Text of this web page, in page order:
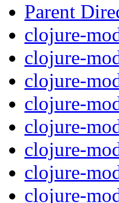
Parent
clojure-
clojure-
clojure-
clojure-
clojure-
clojure-
clojure-
clojure-